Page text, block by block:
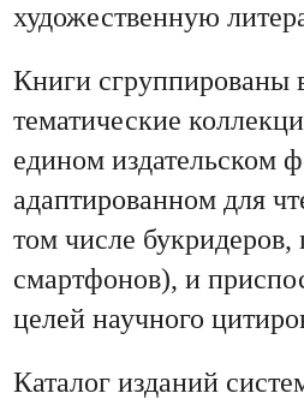
художественную
Книги сгруппированы
тематические
едином издательском
адаптированном для
том числе
смартфонов), и
целей научного
Каталог изданий